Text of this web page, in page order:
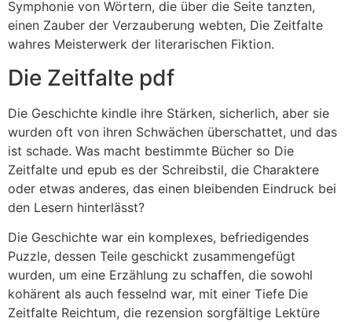
Symphonie von Wörtern, die über die Seite tanzten,
einen Zauber der Verzauberung webten, Die Zeitfalte
wahres Meisterwerk der literarischen Fiktion.
Die Zeitfalte pdf
Die Geschichte kindle ihre Stärken, sicherlich, aber sie
wurden oft von ihren Schwächen überschattet, und das
ist schade. Was macht bestimmte Bücher so Die
Zeitfalte und epub es der Schreibstil, die Charaktere
oder etwas anderes, das einen bleibenden Eindruck bei
den Lesern hinterlässt?
Die Geschichte war ein komplexes, befriedigendes
Puzzle, dessen Teile geschickt zusammengefügt
wurden, um eine Erzählung zu schaffen, die sowohl
kohärent als auch fesselnd war, mit einer Tiefe Die
Zeitfalte Reichtum, die rezension sorgfältige Lektüre